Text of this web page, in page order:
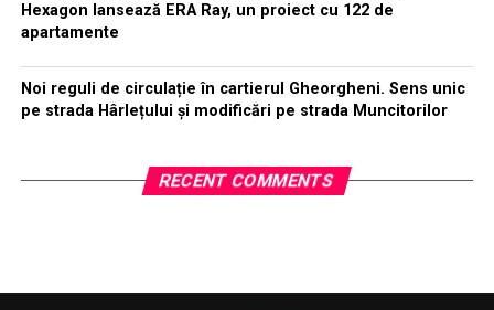
Hexagon lansează ERA Ray, un proiect cu 122 de
apartamente
Noi reguli de circulație în cartierul Gheorgheni. Sens unic
pe strada Hârlețului și modificări pe strada Muncitorilor
RECENT COMMENTS